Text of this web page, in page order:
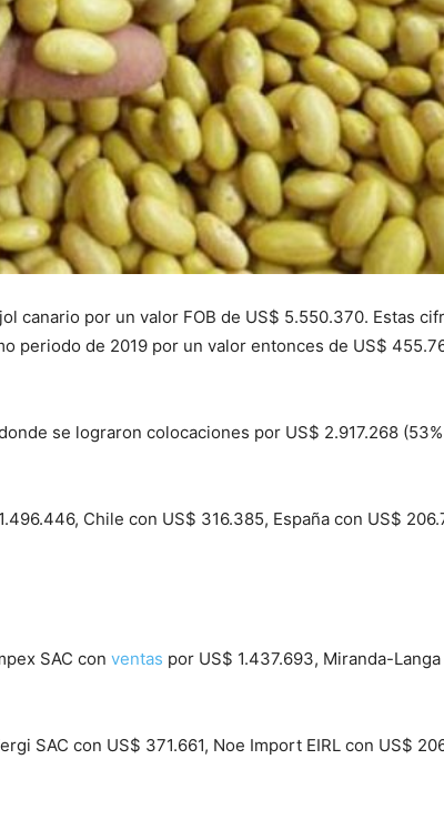
por un valor FOB de US$ 5.550.370. Estas
periodo de 2019 por un valor entonces de US$
se lograron colocaciones por US$ 2.917.268
Chile con US$ 316.385, España con US$
SAC con ventas por US$ 1.437.693, Miranda-
SAC con US$ 371.661, Noe Import EIRL con US$